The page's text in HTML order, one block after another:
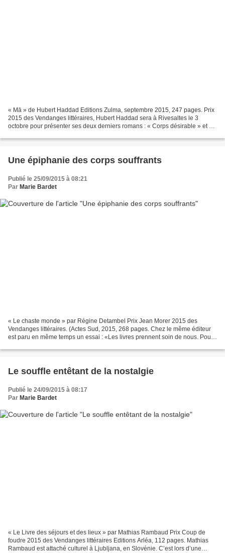
« Mā » de Hubert Haddad Editions Zulma, septembre 2015, 247 pages. Prix
2015 des Vendanges littéraires, Hubert Haddad sera à Rivesaltes le 3
octobre pour présenter ses deux derniers romans : « Corps désirable » et «
Une épiphanie des corps souffrants
Publié le 25/09/2015 à 08:21
Par Marie Bardet
« Le chaste monde » par Régine Detambel Prix Jean Morer 2015 des
Vendanges littéraires. (Actes Sud, 2015, 268 pages. Chez le même éditeur
est paru en même temps un essai : «Les livres prennent soin de nous. Pour
Le souffle entêtant de la nostalgie
Publié le 24/09/2015 à 08:17
Par Marie Bardet
« Le Livre des séjours et des lieux » par Mathias Rambaud Prix Coup de
foudre 2015 des Vendanges littéraires Editions Arléa, 112 pages. Mathias
Rambaud est attaché culturel à Ljubljana, en Slovénie. C’est lors d’une